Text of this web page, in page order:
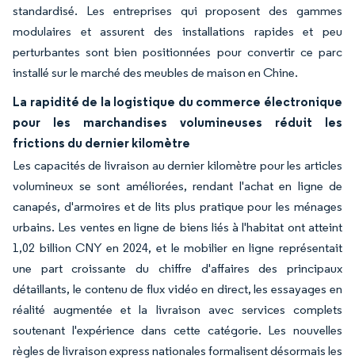
standardisé. Les entreprises qui proposent des gammes
modulaires et assurent des installations rapides et peu
perturbantes sont bien positionnées pour convertir ce parc
installé sur le marché des meubles de maison en Chine.
La rapidité de la logistique du commerce électronique
pour les marchandises volumineuses réduit les
frictions du dernier kilomètre
Les capacités de livraison au dernier kilomètre pour les articles
volumineux se sont améliorées, rendant l'achat en ligne de
canapés, d'armoires et de lits plus pratique pour les ménages
urbains. Les ventes en ligne de biens liés à l'habitat ont atteint
1,02 billion CNY en 2024, et le mobilier en ligne représentait
une part croissante du chiffre d'affaires des principaux
détaillants, le contenu de flux vidéo en direct, les essayages en
réalité augmentée et la livraison avec services complets
soutenant l'expérience dans cette catégorie. Les nouvelles
règles de livraison express nationales formalisent désormais les